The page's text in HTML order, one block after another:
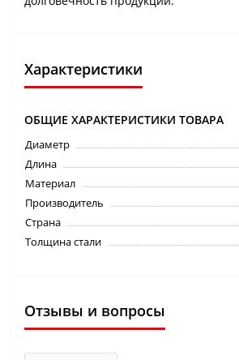
Характеристики
ОБЩИЕ ХАРАКТЕРИСТИКИ ТОВАРА
Диаметр
Длина
Материал
Производитель
Страна
Толщина стали
Отзывы и вопросы